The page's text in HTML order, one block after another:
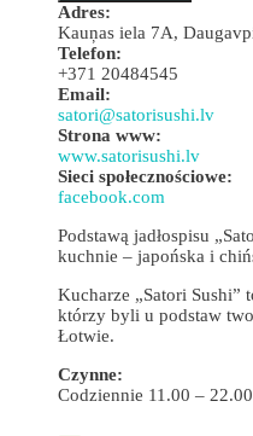
Adres:
Kauņas iela 7A,
Telefon:
+371 20484545
Email:
satori@satorisushi.lv
Strona www:
www.satorisushi.lv
Sieci społecznościowe:
facebook.com
Podstawą jadłospisu
kuchnie – japońska i
Kucharze „Satori Sushi”
którzy byli u podstaw
Łotwie.
Czynne:
Codziennie 11.00 – 22.00